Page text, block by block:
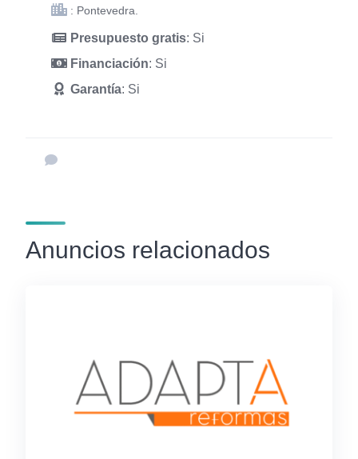
: Pontevedra.
Presupuesto gratis: Si
Financiación: Si
Garantía: Si
Anuncios relacionados